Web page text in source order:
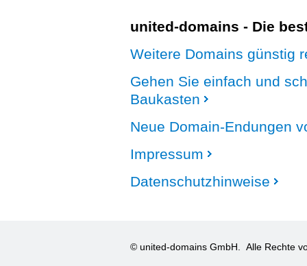
united-domains - Die
Weitere Domains günstig
Gehen Sie einfach und
Baukasten
Neue Domain-Endungen
Impressum
Datenschutzhinweise
© united-domains GmbH. Alle Rechte